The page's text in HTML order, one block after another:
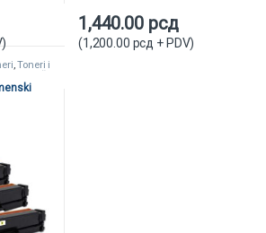
1,440.00 рсд
(1,200.00 рсд + PDV)
,Toneri i